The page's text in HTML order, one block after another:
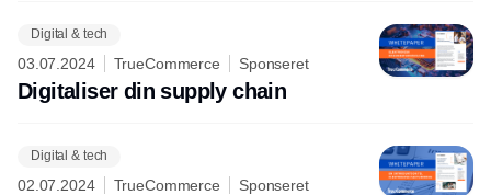
Digital & tech
03.07.2024 TrueCommerce Sponseret
Digitaliser din supply chain
Digital & tech
02.07.2024 TrueCommerce Sponseret